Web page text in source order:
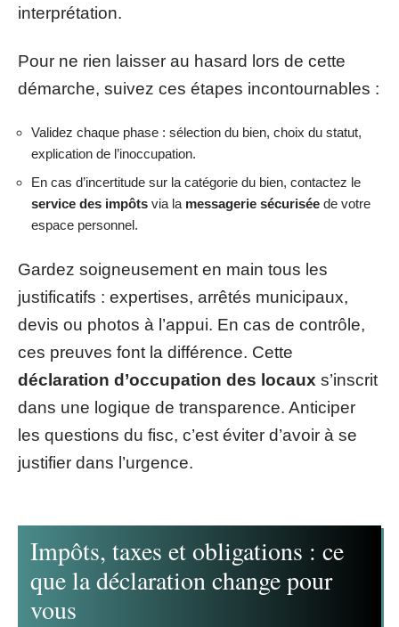
interprétation.
Pour ne rien laisser au hasard lors de cette
démarche, suivez ces étapes incontournables :
Validez chaque phase : sélection du bien, choix du statut,
explication de l’inoccupation.
En cas d’incertitude sur la catégorie du bien, contactez le
service des impôts via la messagerie sécurisée de votre
espace personnel.
Gardez soigneusement en main tous les
justificatifs : expertises, arrêtés municipaux,
devis ou photos à l’appui. En cas de contrôle,
ces preuves font la différence. Cette
déclaration d’occupation des locaux s’inscrit
dans une logique de transparence. Anticiper
les questions du fisc, c’est éviter d’avoir à se
justifier dans l’urgence.
Impôts, taxes et obligations : ce
que la déclaration change pour
vous